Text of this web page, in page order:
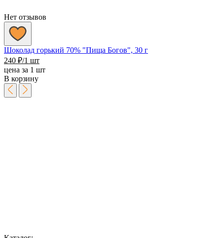
Нет отзывов
Шоколад горький 70% "Пища Богов", 30 г
240 ₽/1 шт
цена за 1 шт
В корзину